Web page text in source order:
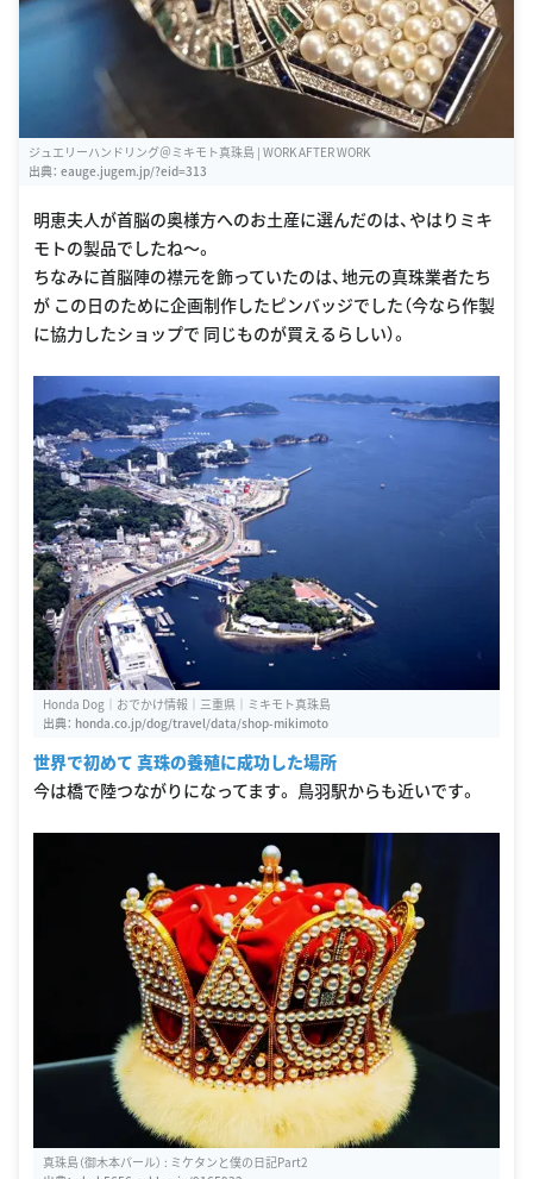
ジュエリーハンドリング＠ミキモト真珠島 | WORK AFTER WORK
出典： eauge.jugem.jp/?eid=313
明恵夫人が首脳の奥様方へのお土産に選んだのは、やはりミキ
モトの製品でしたね〜。
ちなみに首脳陣の襟元を飾っていたのは、地元の真珠業者たち
が この日のために企画制作したピンバッジでした（今なら作製
に協力したショップで 同じものが買えるらしい）。
Honda Dog｜おでかけ情報｜三重県｜ミキモト真珠島
出典： honda.co.jp/dog/travel/data/shop-mikimoto
世界で初めて 真珠の養殖に成功した場所
今は橋で陸つながりになってます。 鳥羽駅からも近いです。
真珠島（御木本パール） : ミケタンと僕の日記Part2